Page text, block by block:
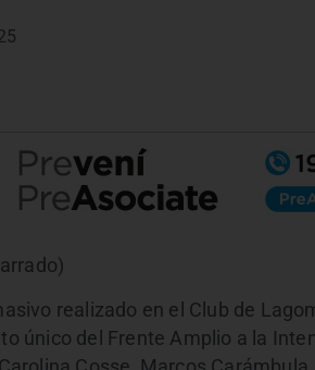
realizado en el Club de
único del Frente Amplio a la